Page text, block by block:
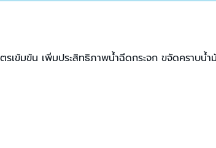
รเข้มข้น เพิ่มประสิทธิภาพน้ำฉีดกระจก ขจัดคราบน้